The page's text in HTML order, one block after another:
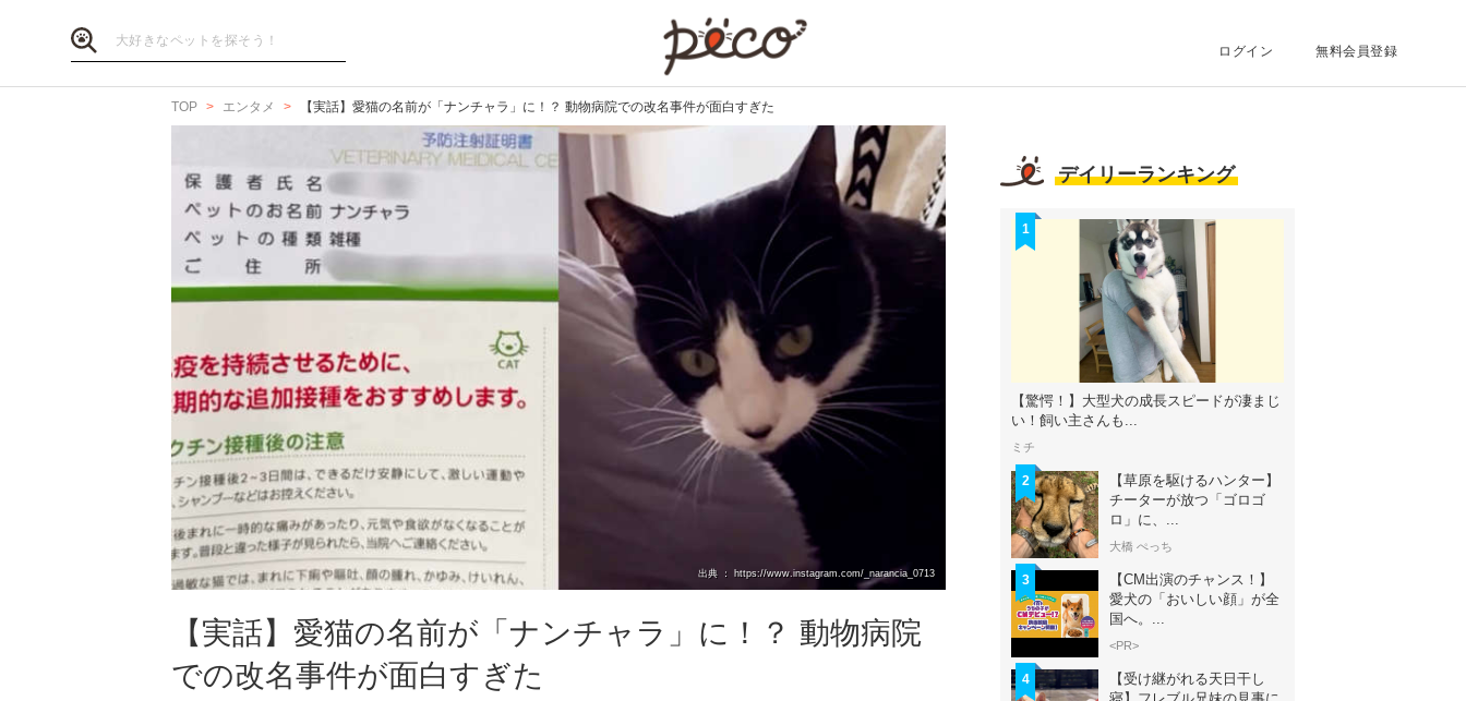
ログイン 無料会員登録
TOP エンタメ 【実話】愛猫の名前が「ナンチャラ」に！？ 動物病院での改名事件が面白すぎた
出典 ： https://www.instagram.com/_narancia_0713
【実話】愛猫の名前が「ナンチャラ」に！？ 動物病院
での改名事件が面白すぎた
デイリーランキング
1
【驚愕！】大型犬の成長スピードが凄まじ
い！飼い主さんも...
ミチ
2
【草原を駆けるハンター】
チーターが放つ「ゴロゴ
ロ」に、...
大橋 ぺっち
3
【CM出演のチャンス！】
愛犬の「おいしい顔」が全
国へ。...
<PR>
4
【受け継がれる天日干し